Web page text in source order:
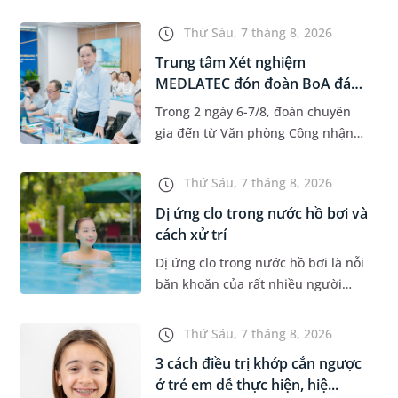
mắc bệnh, nhiều người thường
băn khoăn u nang tuyến v...
Thứ Sáu, 7 tháng 8, 2026
Trung tâm Xét nghiệm
MEDLATEC đón đoàn BoA đánh
giá giám...
Trong 2 ngày 6-7/8, đoàn chuyên
gia đến từ Văn phòng Công nhận
nhận và đánh giá cao nỗ lực duy trì
hệ thống quản lý chất lượ...
Thứ Sáu, 7 tháng 8, 2026
Dị ứng clo trong nước hồ bơi và
cách xử trí
Dị ứng clo trong nước hồ bơi là nỗi
băn khoăn của rất nhiều người
trường hợp thường xuyên bơi ở
những hồ bơi nhân tạo. Bài v...
Thứ Sáu, 7 tháng 8, 2026
3 cách điều trị khớp cắn ngược
ở trẻ em dễ thực hiện, hiệ...